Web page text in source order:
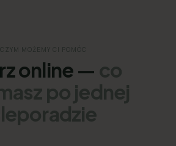
MOŻEMY CI POMÓC
online — co
po jednej